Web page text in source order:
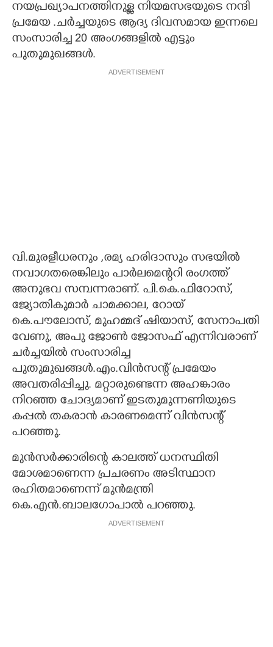
LITERATURE
ZOOM
നയപ്രഖ്യാപനത്തിനുള്ള നിയമസഭയുടെ നന്ദി
പ്രമേയ .ചർച്ചയുടെ ആദ്യ ദിവസമായ ഇന്നലെ
സംസാരിച്ച 20 അംഗങ്ങളിൽ എട്ടും
പുതുമുഖങ്ങൾ.
ADVERTISEMENT
വി.മുരളീധരനും ,രമ്യ ഹരിദാസും സഭയിൽ
നവാഗതരെങ്കിലും പാർലമെന്ററി രംഗത്ത്
അനുഭവ സമ്പന്നരാണ്. പി.കെ.ഫിറോസ്,
ജ്യോതികുമാർ ചാമക്കാല, റോയ്
കെ.പൗലോസ്, മുഹമ്മദ് ഷിയാസ്, സേനാപതി
വേണു, അപു ജോൺ ജോസഫ് എന്നിവരാണ്
ചർച്ചയിൽ സംസാരിച്ച
പുതുമുഖങ്ങൾ.എം.വിൻസന്റ് പ്രമേയം
അവതരിപ്പിച്ചു. മറ്റാരുണ്ടെന്ന അഹങ്കാരം
നിറഞ്ഞ ചോദ്യമാണ് ഇടതുമുന്നണിയുടെ
കപ്പൽ തകരാൻ കാരണമെന്ന് വിൻസന്റ്
പറഞ്ഞു.
മുൻസർക്കാരിന്റെ കാലത്ത് ധനസ്ഥിതി
മോശമാണെന്ന പ്രചരണം അടിസ്ഥാന
രഹിതമാണെന്ന് മുൻമന്ത്രി
കെ.എൻ.ബാലഗോപാൽ പറഞ്ഞു.
ADVERTISEMENT